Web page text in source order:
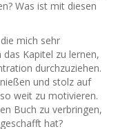
Was ist mit diesen
mich sehr
Kapitel zu lernen,
durchzuziehen.
und stolz auf
weit zu motivieren.
Buch zu verbringen,
hat?